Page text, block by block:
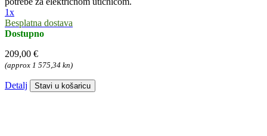
1x
Besplatna dostava
Dostupno
209,00 €
(approx 1 575,34 kn)
Detalj Stavi u košaricu